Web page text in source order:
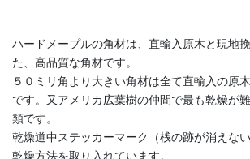
ハードメープルの角材は、直輸入原木と現地
た、高品質な角材です。
５０ミリ角より大きい角材は全て直輸入の原
です。又アメリカ広葉樹の仲間で最も乾燥が
類です。
乾燥道中ステッカーマーク（桟の跡が消えな
乾燥方法を取り入れています。